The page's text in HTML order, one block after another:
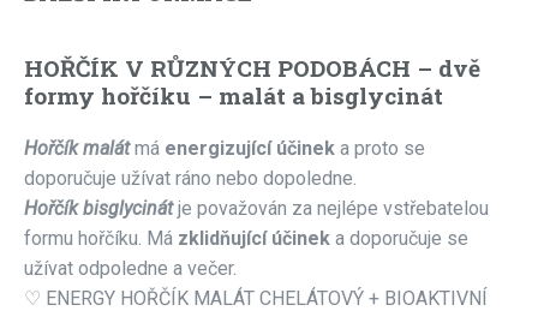
HOŘČÍK V RŮZNÝCH PODOBÁCH – dvě
formy hořčíku – malát a bisglycinát
Hořčík malát má energizující účinek a proto se
doporučuje užívat ráno nebo dopoledne.
Hořčík bisglycinátje považován za nejlépe vstřebatelou
formu hořčíku. Má zklidňující účinek a doporučuje se
užívat odpoledne a večer.
♡ ENERGY HOŘČÍK MALÁT CHELÁTOVÝ + BIOAKTIVNÍ